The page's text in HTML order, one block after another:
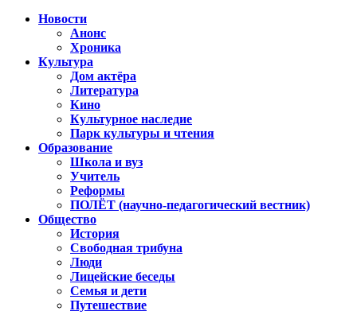
Новости
Анонс
Хроника
Культура
Дом актёра
Литература
Кино
Культурное наследие
Парк культуры и чтения
Образование
Школа и вуз
Учитель
Реформы
ПОЛЁТ (научно-педагогический вестник)
Общество
История
Свободная трибуна
Люди
Лицейские беседы
Семья и дети
Путешествие